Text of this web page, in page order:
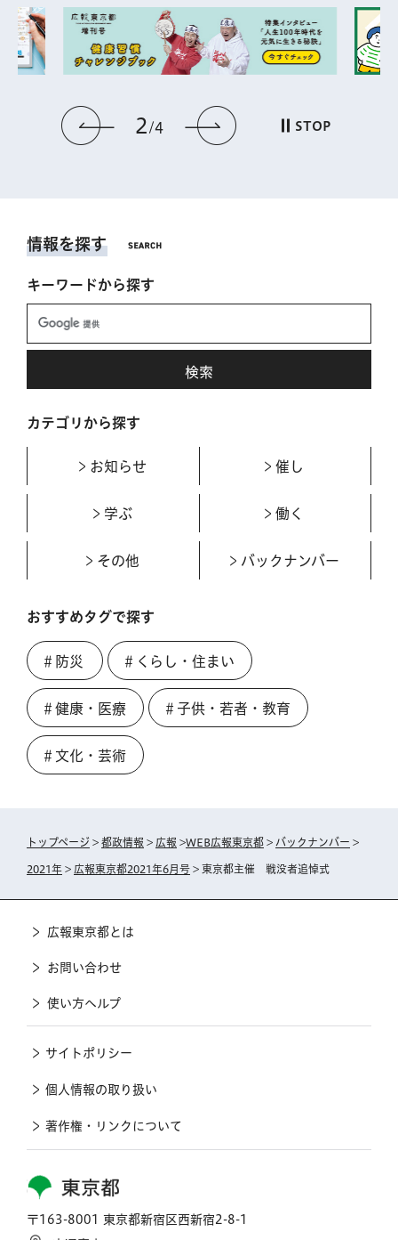
前のスライドを表示
2 4 次のスライドを表
STOP
情報を探す
キーワードから探す
カテゴリから探す
お知らせ 催し
学ぶ 働く
その他 バックナンバー
おすすめタグで探す
＃防災 ＃くらし・住まい
＃健康・医療 ＃子供・若者・教育
＃文化・芸術
トップページ > 都政情報 > 広報 >WEB広報東京都 > バックナンバー >
2021年 > 広報東京都2021年6月号 > 東京都主催 戦没者追悼式
東京都
〒163-8001 東京都新宿区西新宿2-8-1
広報東京都とは
お問い合わせ
使い方ヘルプ
サイトポリシー
個人情報の取り扱い
著作権・リンクについて